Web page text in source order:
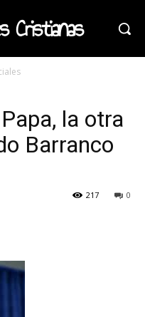
Cristianas
la otra
Barranco
0
217